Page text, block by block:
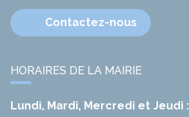
Contactez-nous
HORAIRES DE LA MAIRIE
Lundi, Mardi, Mercredi et Jeudi :